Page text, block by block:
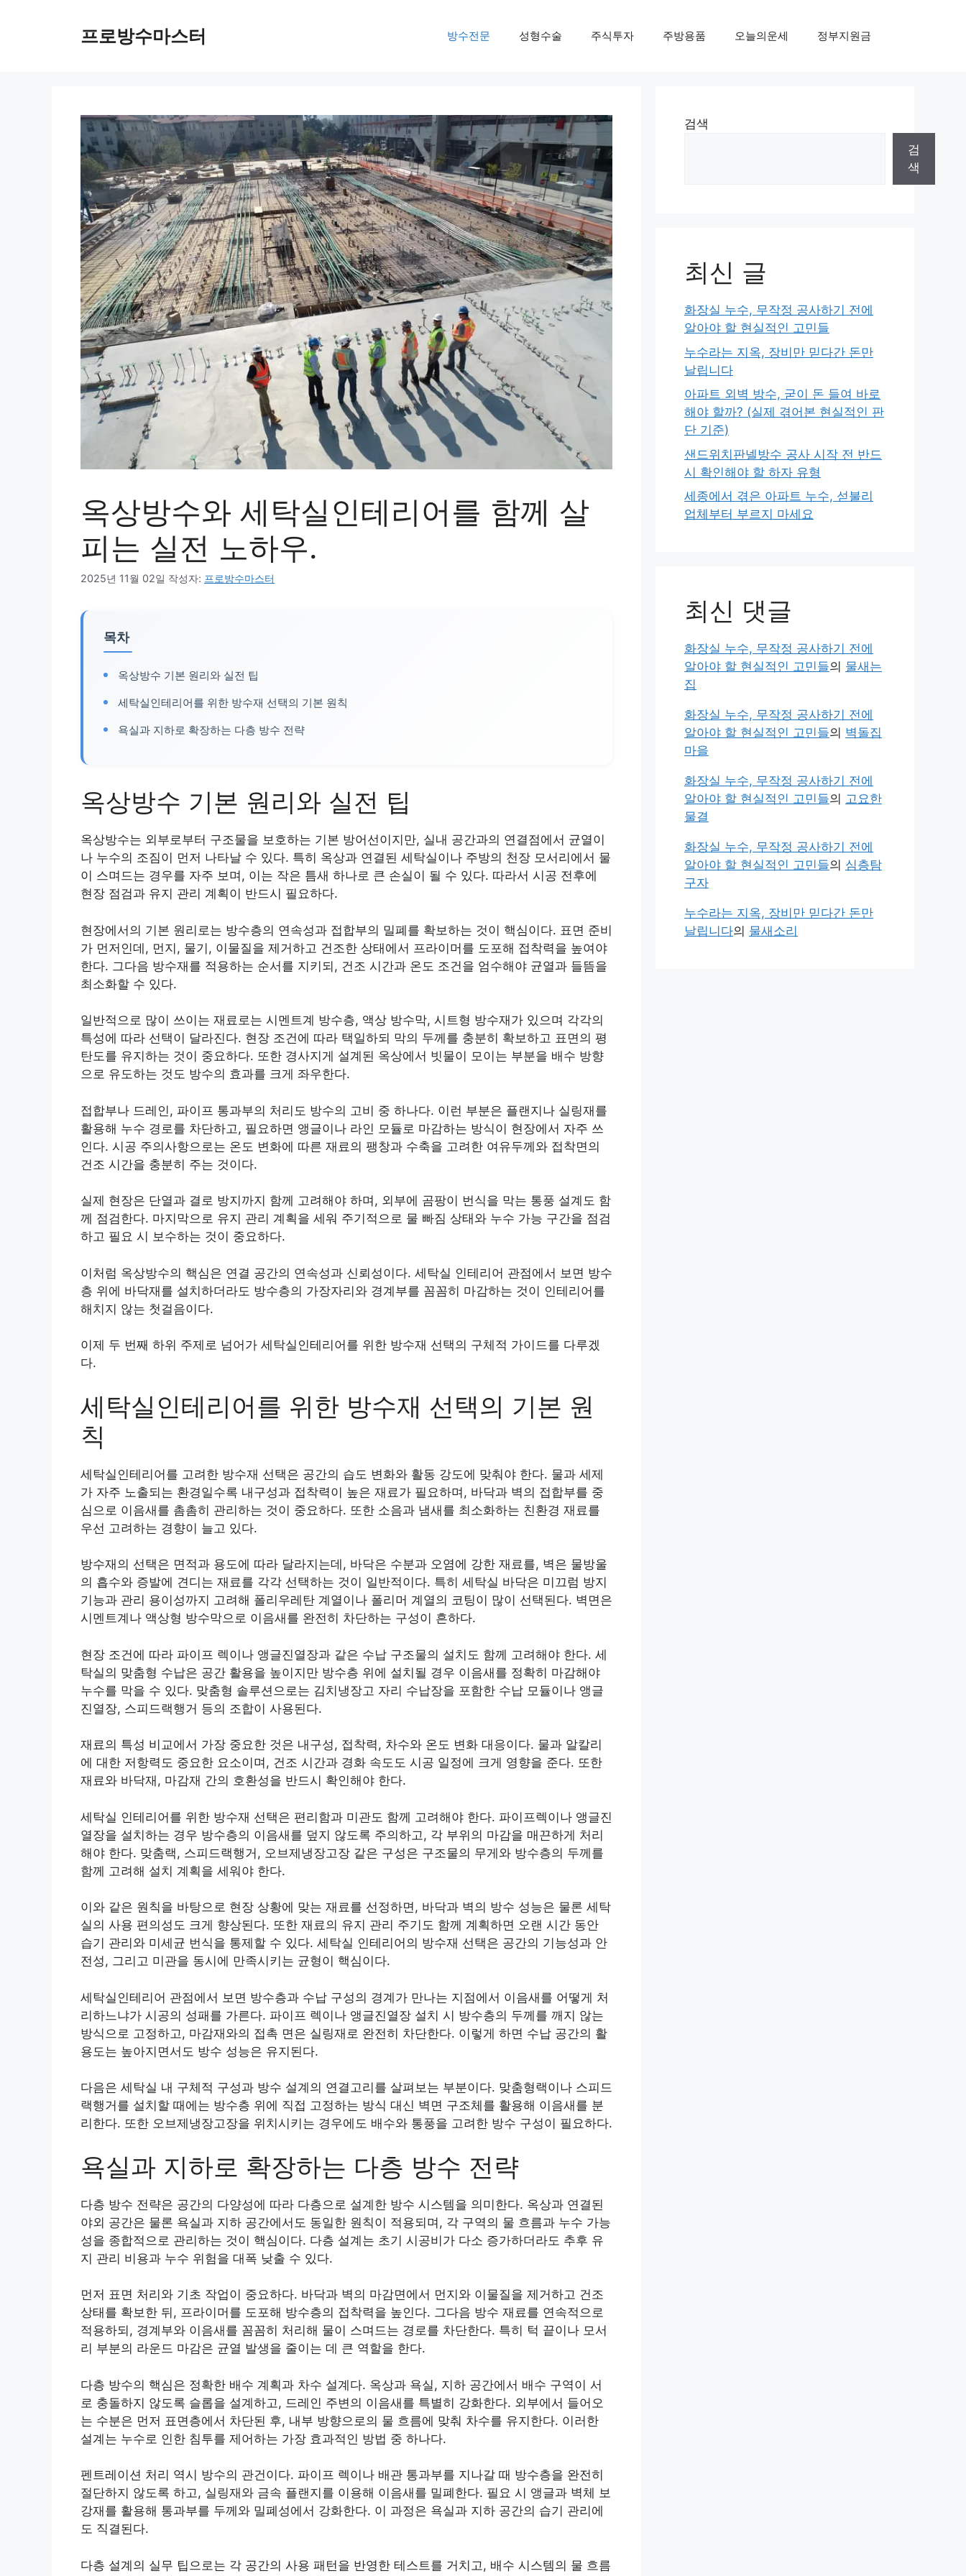
프로방수마스터 방수전문 성형수술 주식투자 주방용품 오늘의운세 정부지원금
옥상방수와 세탁실인테리어를 함께 살
피는 실전 노하우.
2025년 11월 02일 작성자: 프로방수마스터
목차
옥상방수 기본 원리와 실전 팁
세탁실인테리어를 위한 방수재 선택의 기본 원칙
욕실과 지하로 확장하는 다층 방수 전략
옥상방수 기본 원리와 실전 팁
옥상방수는 외부로부터 구조물을 보호하는 기본 방어선이지만, 실내 공간과의 연결점에서 균열이
나 누수의 조짐이 먼저 나타날 수 있다. 특히 옥상과 연결된 세탁실이나 주방의 천장 모서리에서 물
이 스며드는 경우를 자주 보며, 이는 작은 틈새 하나로 큰 손실이 될 수 있다. 따라서 시공 전후에
현장 점검과 유지 관리 계획이 반드시 필요하다.
현장에서의 기본 원리로는 방수층의 연속성과 접합부의 밀폐를 확보하는 것이 핵심이다. 표면 준비
가 먼저인데, 먼지, 물기, 이물질을 제거하고 건조한 상태에서 프라이머를 도포해 접착력을 높여야
한다. 그다음 방수재를 적용하는 순서를 지키되, 건조 시간과 온도 조건을 엄수해야 균열과 들뜸을
최소화할 수 있다.
일반적으로 많이 쓰이는 재료로는 시멘트계 방수층, 액상 방수막, 시트형 방수재가 있으며 각각의
특성에 따라 선택이 달라진다. 현장 조건에 따라 택일하되 막의 두께를 충분히 확보하고 표면의 평
탄도를 유지하는 것이 중요하다. 또한 경사지게 설계된 옥상에서 빗물이 모이는 부분을 배수 방향
으로 유도하는 것도 방수의 효과를 크게 좌우한다.
접합부나 드레인, 파이프 통과부의 처리도 방수의 고비 중 하나다. 이런 부분은 플랜지나 실링재를
활용해 누수 경로를 차단하고, 필요하면 앵글이나 라인 모듈로 마감하는 방식이 현장에서 자주 쓰
인다. 시공 주의사항으로는 온도 변화에 따른 재료의 팽창과 수축을 고려한 여유두께와 접착면의
건조 시간을 충분히 주는 것이다.
실제 현장은 단열과 결로 방지까지 함께 고려해야 하며, 외부에 곰팡이 번식을 막는 통풍 설계도 함
께 점검한다. 마지막으로 유지 관리 계획을 세워 주기적으로 물 빠짐 상태와 누수 가능 구간을 점검
하고 필요 시 보수하는 것이 중요하다.
이처럼 옥상방수의 핵심은 연결 공간의 연속성과 신뢰성이다. 세탁실 인테리어 관점에서 보면 방수
층 위에 바닥재를 설치하더라도 방수층의 가장자리와 경계부를 꼼꼼히 마감하는 것이 인테리어를
해치지 않는 첫걸음이다.
이제 두 번째 하위 주제로 넘어가 세탁실인테리어를 위한 방수재 선택의 구체적 가이드를 다루겠
다.
세탁실인테리어를 위한 방수재 선택의 기본 원
칙
세탁실인테리어를 고려한 방수재 선택은 공간의 습도 변화와 활동 강도에 맞춰야 한다. 물과 세제
가 자주 노출되는 환경일수록 내구성과 접착력이 높은 재료가 필요하며, 바닥과 벽의 접합부를 중
심으로 이음새를 촘촘히 관리하는 것이 중요하다. 또한 소음과 냄새를 최소화하는 친환경 재료를
우선 고려하는 경향이 늘고 있다.
방수재의 선택은 면적과 용도에 따라 달라지는데, 바닥은 수분과 오염에 강한 재료를, 벽은 물방울
의 흡수와 증발에 견디는 재료를 각각 선택하는 것이 일반적이다. 특히 세탁실 바닥은 미끄럼 방지
기능과 관리 용이성까지 고려해 폴리우레탄 계열이나 폴리머 계열의 코팅이 많이 선택된다. 벽면은
시멘트계나 액상형 방수막으로 이음새를 완전히 차단하는 구성이 흔하다.
현장 조건에 따라 파이프 렉이나 앵글진열장과 같은 수납 구조물의 설치도 함께 고려해야 한다. 세
탁실의 맞춤형 수납은 공간 활용을 높이지만 방수층 위에 설치될 경우 이음새를 정확히 마감해야
누수를 막을 수 있다. 맞춤형 솔루션으로는 김치냉장고 자리 수납장을 포함한 수납 모듈이나 앵글
진열장, 스피드랙행거 등의 조합이 사용된다.
재료의 특성 비교에서 가장 중요한 것은 내구성, 접착력, 차수와 온도 변화 대응이다. 물과 알칼리
에 대한 저항력도 중요한 요소이며, 건조 시간과 경화 속도도 시공 일정에 크게 영향을 준다. 또한
재료와 바닥재, 마감재 간의 호환성을 반드시 확인해야 한다.
세탁실 인테리어를 위한 방수재 선택은 편리함과 미관도 함께 고려해야 한다. 파이프렉이나 앵글진
열장을 설치하는 경우 방수층의 이음새를 덮지 않도록 주의하고, 각 부위의 마감을 매끈하게 처리
해야 한다. 맞춤랙, 스피드랙행거, 오브제냉장고장 같은 구성은 구조물의 무게와 방수층의 두께를
함께 고려해 설치 계획을 세워야 한다.
이와 같은 원칙을 바탕으로 현장 상황에 맞는 재료를 선정하면, 바닥과 벽의 방수 성능은 물론 세탁
실의 사용 편의성도 크게 향상된다. 또한 재료의 유지 관리 주기도 함께 계획하면 오랜 시간 동안
습기 관리와 미세균 번식을 통제할 수 있다. 세탁실 인테리어의 방수재 선택은 공간의 기능성과 안
전성, 그리고 미관을 동시에 만족시키는 균형이 핵심이다.
세탁실인테리어 관점에서 보면 방수층과 수납 구성의 경계가 만나는 지점에서 이음새를 어떻게 처
리하느냐가 시공의 성패를 가른다. 파이프 렉이나 앵글진열장 설치 시 방수층의 두께를 깨지 않는
방식으로 고정하고, 마감재와의 접촉 면은 실링재로 완전히 차단한다. 이렇게 하면 수납 공간의 활
용도는 높아지면서도 방수 성능은 유지된다.
다음은 세탁실 내 구체적 구성과 방수 설계의 연결고리를 살펴보는 부분이다. 맞춤형랙이나 스피드
랙행거를 설치할 때에는 방수층 위에 직접 고정하는 방식 대신 벽면 구조체를 활용해 이음새를 분
리한다. 또한 오브제냉장고장을 위치시키는 경우에도 배수와 통풍을 고려한 방수 구성이 필요하다.
욕실과 지하로 확장하는 다층 방수 전략
다층 방수 전략은 공간의 다양성에 따라 다층으로 설계한 방수 시스템을 의미한다. 옥상과 연결된
야외 공간은 물론 욕실과 지하 공간에서도 동일한 원칙이 적용되며, 각 구역의 물 흐름과 누수 가능
성을 종합적으로 관리하는 것이 핵심이다. 다층 설계는 초기 시공비가 다소 증가하더라도 추후 유
지 관리 비용과 누수 위험을 대폭 낮출 수 있다.
먼저 표면 처리와 기초 작업이 중요하다. 바닥과 벽의 마감면에서 먼지와 이물질을 제거하고 건조
상태를 확보한 뒤, 프라이머를 도포해 방수층의 접착력을 높인다. 그다음 방수 재료를 연속적으로
적용하되, 경계부와 이음새를 꼼꼼히 처리해 물이 스며드는 경로를 차단한다. 특히 턱 끝이나 모서
리 부분의 라운드 마감은 균열 발생을 줄이는 데 큰 역할을 한다.
다층 방수의 핵심은 정확한 배수 계획과 차수 설계다. 옥상과 욕실, 지하 공간에서 배수 구역이 서
로 충돌하지 않도록 슬롭을 설계하고, 드레인 주변의 이음새를 특별히 강화한다. 외부에서 들어오
는 수분은 먼저 표면층에서 차단된 후, 내부 방향으로의 물 흐름에 맞춰 차수를 유지한다. 이러한
설계는 누수로 인한 침투를 제어하는 가장 효과적인 방법 중 하나다.
펜트레이션 처리 역시 방수의 관건이다. 파이프 렉이나 배관 통과부를 지나갈 때 방수층을 완전히
절단하지 않도록 하고, 실링재와 금속 플랜지를 이용해 이음새를 밀폐한다. 필요 시 앵글과 벽체 보
강재를 활용해 통과부를 두께와 밀폐성에서 강화한다. 이 과정은 욕실과 지하 공간의 습기 관리에
도 직결된다.
다층 설계의 실무 팁으로는 각 공간의 사용 패턴을 반영한 테스트를 거치고, 배수 시스템의 물 흐름
검색
검
색
최신 글
화장실 누수, 무작정 공사하기 전에
알아야 할 현실적인 고민들
누수라는 지옥, 장비만 믿다간 돈만
날립니다
아파트 외벽 방수, 굳이 돈 들여 바로
해야 할까? (실제 겪어본 현실적인 판
단 기준)
샌드위치판넬방수 공사 시작 전 반드
시 확인해야 할 하자 유형
세종에서 겪은 아파트 누수, 섣불리
업체부터 부르지 마세요
최신 댓글
화장실 누수, 무작정 공사하기 전에
알아야 할 현실적인 고민들의 물새는
집
화장실 누수, 무작정 공사하기 전에
알아야 할 현실적인 고민들의 벽돌집
마을
화장실 누수, 무작정 공사하기 전에
알아야 할 현실적인 고민들의 고요한
물결
화장실 누수, 무작정 공사하기 전에
알아야 할 현실적인 고민들의 심층탐
구자
누수라는 지옥, 장비만 믿다간 돈만
날립니다의 물새소리